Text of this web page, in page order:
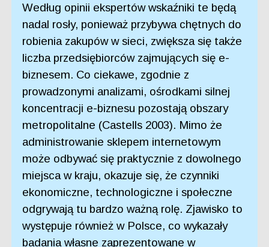
Według opinii ekspertów wskaźniki te będą
nadal rosły, ponieważ przybywa chętnych do
robienia zakupów w sieci, zwiększa się także
liczba przedsiębiorców zajmujących się e-
biznesem. Co ciekawe, zgodnie z
prowadzonymi analizami, ośrodkami silnej
koncentracji e-biznesu pozostają obszary
metropolitalne (Castells 2003). Mimo że
administrowanie sklepem internetowym
może odbywać się praktycznie z dowolnego
miejsca w kraju, okazuje się, że czynniki
ekonomiczne, technologiczne i społeczne
odgrywają tu bardzo ważną rolę. Zjawisko to
występuje również w Polsce, co wykazały
badania własne zaprezentowane w